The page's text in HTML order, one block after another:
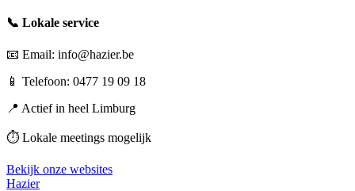
📞 Lokale service
📧 Email: info@hazier.be
📱 Telefoon: 0477 19 09 18
📍 Actief in heel Limburg
⏱️ Lokale meetings mogelijk
Bekijk onze websites
Hazier